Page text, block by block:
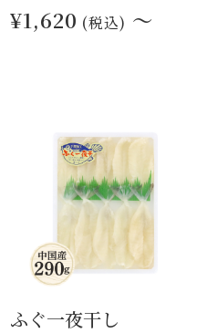
¥1,620 (税込) ～
ふぐ一夜干し